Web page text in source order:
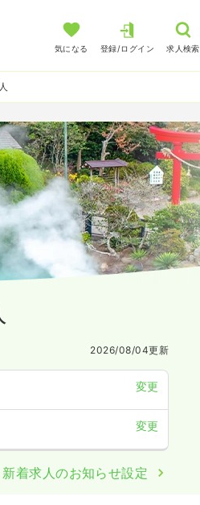
気になる 登録/ログイン 求人検索
2026/08/04更新
変更
変更
着求人のお知らせ設定